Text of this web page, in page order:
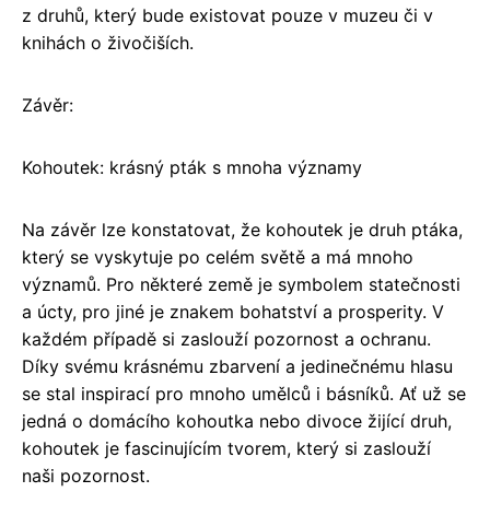
z druhů, který bude existovat pouze v muzeu či v
knihách o živočiších.
Závěr:
Kohoutek: krásný pták s mnoha významy
Na závěr lze konstatovat, že kohoutek je druh ptáka,
který se vyskytuje po celém světě a má mnoho
významů. Pro některé země je symbolem statečnosti
a úcty, pro jiné je znakem bohatství a prosperity. V
každém případě si zaslouží pozornost a ochranu.
Díky svému krásnému zbarvení a jedinečnému hlasu
se stal inspirací pro mnoho umělců i básníků. Ať už se
jedná o domácího kohoutka nebo divoce žijící druh,
kohoutek je fascinujícím tvorem, který si zaslouží
naši pozornost.